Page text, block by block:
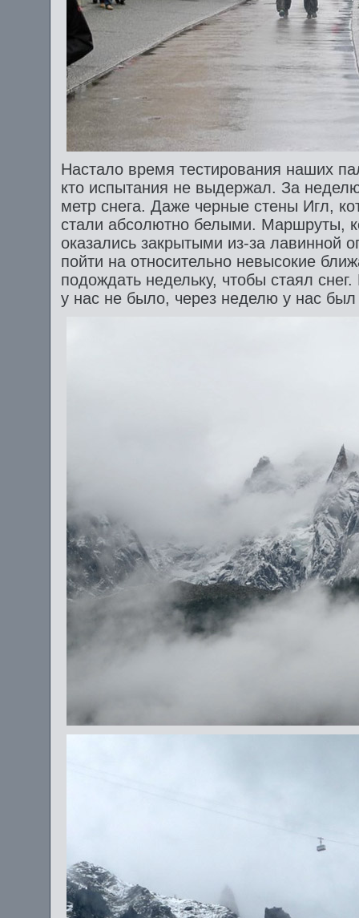
Настало время тестирования наших
кто испытания не выдержал. За
метр снега. Даже черные стены Игл,
стали абсолютно белыми. Маршруты,
оказались закрытыми из-за лавинной
пойти на относительно невысокие
подождать недельку, чтобы стаял
у нас не было, через неделю у нас был